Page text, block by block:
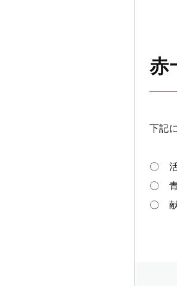
赤
下記
〇 活
〇 青
〇 献